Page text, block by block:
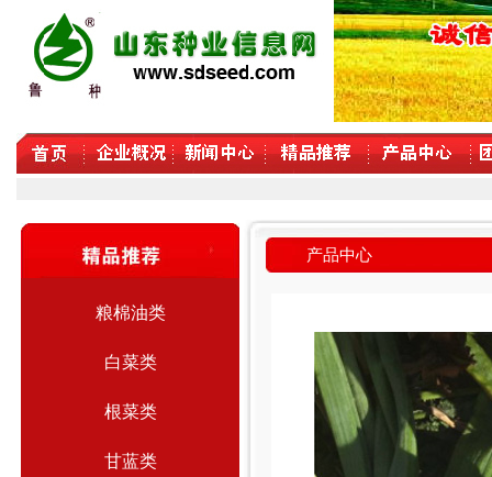
粮棉油类
白菜类
根菜类
甘蓝类
产品中心